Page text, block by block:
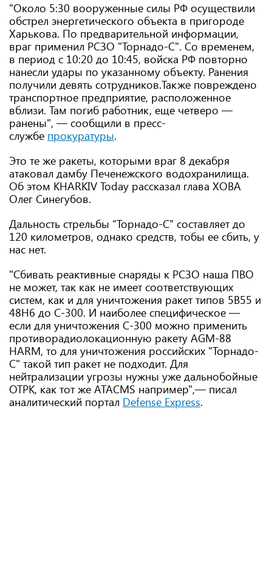
"Около 5:30 вооруженные силы РФ осуществили
обстрел энергетического объекта в пригороде
Харькова. По предварительной информации,
враг применил РСЗО "Торнадо-С". ​​Со временем,
в период с 10:20 до 10:45, войска РФ повторно
нанесли удары по указанному объекту. Ранения
получили девять сотрудников.Также повреждено
транспортное предприятие, расположенное
вблизи. Там погиб работник, еще четверо —
ранены", — сообщили в пресс-
службе прокуратуры.
Это те же ракеты, которыми враг 8 декабря
атаковал дамбу Печенежского водохранилища.
Об этом KHARKIV Today рассказал глава ХОВА
Олег Синегубов.
Дальность стрельбы "Торнадо-С" составляет до
120 километров, однако средств, тобы ее сбить, у
нас нет.
"Сбивать реактивные снаряды к РСЗО наша ПВО
не может, так как не имеет соответствующих
систем, как и для уничтожения ракет типов 5В55 и
48Н6 до С-300. И наиболее специфическое —
если для уничтожения С-300 можно применить
противорадиолокационную ракету AGM-88
HARM, то для уничтожения российских "Торнадо-
С" такой тип ракет не подходит. Для
нейтрализации угрозы нужны уже дальнобойные
ОТРК, как тот же ATACMS например",— писал
аналитический портал Defense Express.